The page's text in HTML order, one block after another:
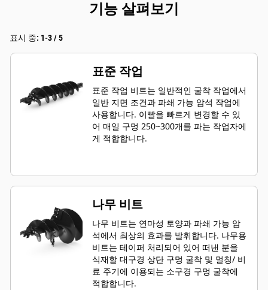
기능 살펴보기
표시 중: 1-3 / 5
표준 작업
표준 작업 비트는 일반적인 굴착 작업에서
일반 지면 조건과 파쇄 가능 암석 작업에
사용합니다. 이빨을 빠르게 변경할 수 있
어 매일 구멍 250~300개를 파는 작업자에
게 적합합니다.
나무 비트
나무 비트는 연마성 토양과 파쇄 가능 암
석에서 최상의 효과를 발휘합니다. 나무용
비트는 테이퍼 처리되어 있어 떠낸 분을
식재할 대구경 상단 구멍 굴착 및 멀칭/ 비
료 주기에 이용되는 소구경 구멍 굴착에
적합합니다.